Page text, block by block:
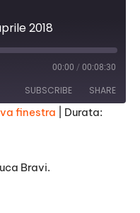
2018
00:00 / 00:08:30
SUBSCRIBE SHARE
finestra
Durata:
Bravi.